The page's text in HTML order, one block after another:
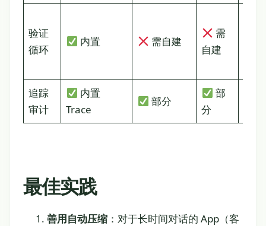
验证
循环
内置 需自建
需
自建
追踪
审计
内置
Trace
部分
部
分
最佳实践
善用自动压缩 ：对于长时间对话的 App（客